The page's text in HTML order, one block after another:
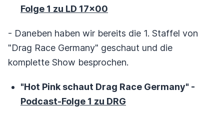
Folge 1 zu LD 17x00
- Daneben haben wir bereits die 1. Staffel von
"Drag Race Germany" geschaut und die
komplette Show besprochen.
"Hot Pink schaut Drag Race Germany" -
Podcast-Folge 1 zu DRG